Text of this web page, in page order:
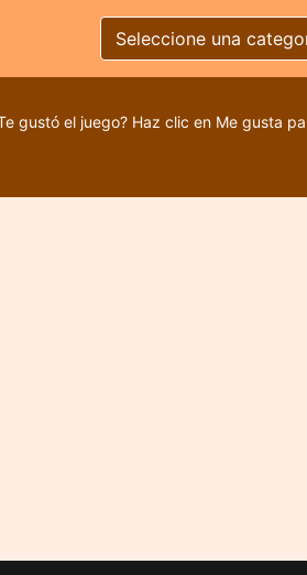
Seleccione una
gustó el juego? Haz clic en Me gusta